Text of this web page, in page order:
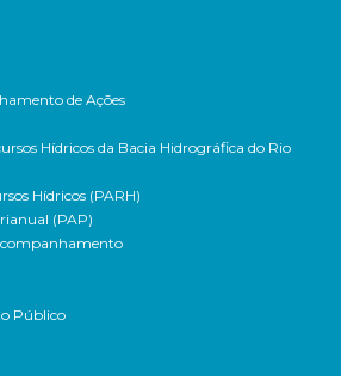
de Ações
Hídricos da Bacia Hidrográfica do Rio
Hídricos (PARH)
(PAP)
Público